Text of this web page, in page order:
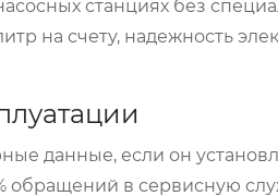
станциях без
на счету, надежность
данные, если он
обращений в сервисную